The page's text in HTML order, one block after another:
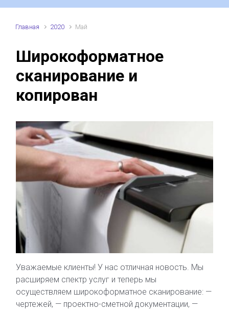
Главная 2020 Май
Широкоформатное
сканирование и
копирован
Уважаемые клиенты! У нас отличная новость. Мы
расширяем спектр услуг и теперь мы
осуществляем широкоформатное сканирование: —
чертежей, — проектно-сметной документации, —